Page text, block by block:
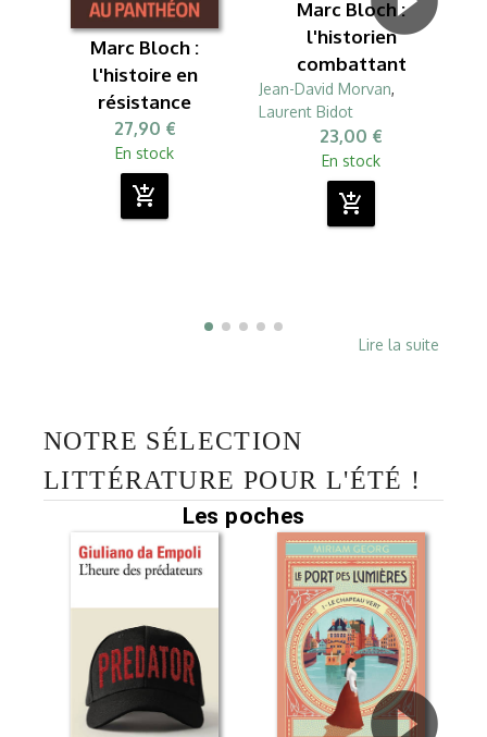
Marc Bloch :
l'histoire en
résistance
27,90 €
En stock
add_shopping_cart
Marc Bloch :
l'historien
combattant
Jean-David Morvan,
Laurent Bidot
23,00 €
En stock
add_shopping_cart
Lire la suite
NOTRE SÉLECTION
LITTÉRATURE POUR L'ÉTÉ !
Les poches